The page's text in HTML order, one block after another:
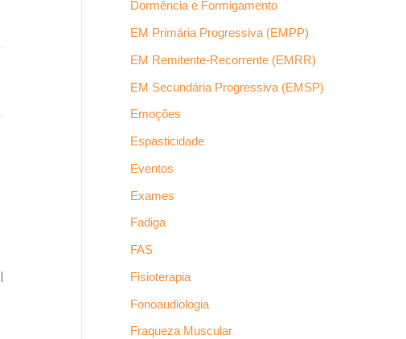
Dormência e Formigamento
EM Primária Progressiva (EMPP)
EM Remitente-Recorrente (EMRR)
EM Secundária Progressiva (EMSP)
Emoções
Espasticidade
Eventos
Exames
Fadiga
FAS
Fisioterapia
Fonoaudiologia
Fraqueza Muscular